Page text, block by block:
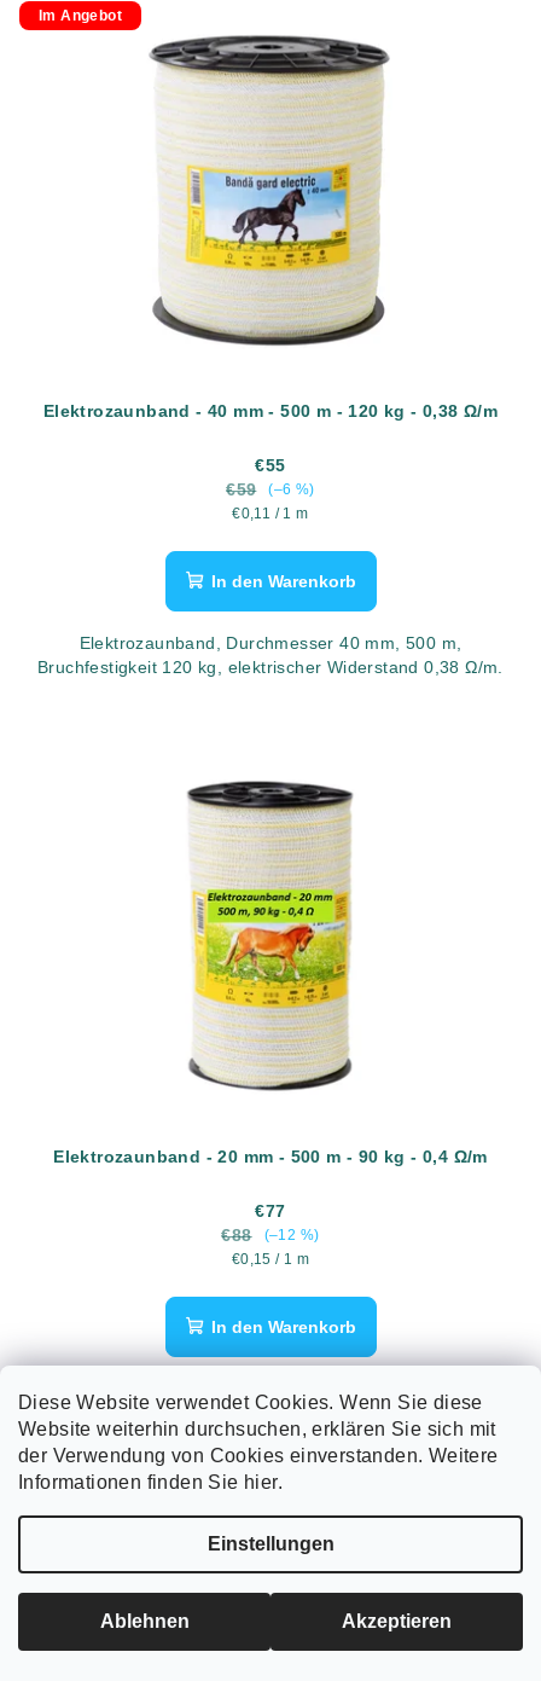
Diese Website verwendet Cookies. Wenn Sie diese
Website weiterhin durchsuchen, erklären Sie sich mit
der Verwendung von Cookies einverstanden. Weitere
Informationen finden Sie hier.
Einstellungen
Ablehnen Akzeptieren
Im Angebot
Elektrozaunband - 40 mm - 500 m - 120 kg - 0,38 Ω/m
€55
€59
(–6 %)
Verkaufspreis:
€0,11 / 1 m
In den Warenkorb
Elektrozaunband, Durchmesser 40 mm, 500 m,
Bruchfestigkeit 120 kg, elektrischer Widerstand 0,38 Ω/m.
Elektrozaunband - 20 mm - 500 m - 90 kg - 0,4 Ω/m
€77
€88
(–12 %)
Verkaufspreis:
€0,15 / 1 m
In den Warenkorb
Bruchfestigkeit 90 kg, elektrischer Widerstand 0,4 Ω/m.